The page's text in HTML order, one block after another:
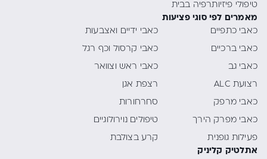
טיפולי פיזיותרפיה בבית
מאמרים לפי סוגי פציעות
כאבי כתפיים
כאבי ברכיים
כאבי גב
רצועת ALC
כאבי מרפק
כאבי מפרק הירך
פעילות גופנית
כאבי ידיים ואצבעות
כאבי קרסול וכף רגל
כאבי ראש וצוואר
רצפת אגן
סחרחורות
טיפולים נוירולוגיים
קרע בצולבת
אתלטיק קליניק